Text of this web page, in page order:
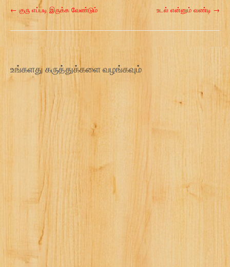
P
o
t
n
n
← குரு எப்படி இருக்க வேண்டும் உடல் என்னும் வண்டி →
உங்களது கருத்துக்களை வழங்கவும்